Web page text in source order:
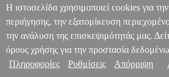
Η ιστοσελίδα χρησιμοποιεί cookies για
περιήγησης, την εξατομίκευση
την ανάλυση της επισκεψιμότητάς μας.
όρους χρήσης για την προστασία
Πληροφορίες
Ρυθμίσεις Απόρριψη